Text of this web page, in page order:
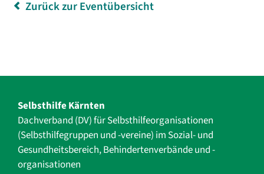
Zurück zur Eventübersicht
Selbsthilfe Kärnten
Dachverband (DV) für Selbsthilfe­organisationen
(Selbsthilfegruppen und -vereine) im Sozial- und
Gesundheits­bereich, ­Behindertenverbände und ­-
organisationen